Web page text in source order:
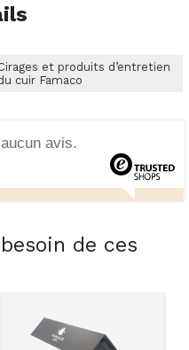
et produits d’entretien
cuir Famaco
avis.
de ces